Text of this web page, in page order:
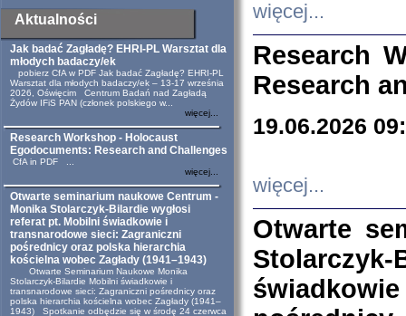
Aktualności
Jak badać Zagładę? EHRI-PL Warsztat dla
młodych badaczy/ek
pobierz CfA w PDF Jak badać Zagładę? EHRI-PL
Warsztat dla młodych badaczy/ek – 13-17 września
2026, Oświęcim Centrum Badań nad Zagładą
Żydów IFiS PAN (członek polskiego w...
więcej...
Research Workshop - Holocaust
Egodocuments: Research and Challenges
CfA in PDF ...
więcej...
Otwarte seminarium naukowe Centrum -
Monika Stolarczyk-Bilardie wygłosi
referat pt. Mobilni świadkowie i
transnarodowe sieci: Zagraniczni
pośrednicy oraz polska hierarchia
kościelna wobec Zagłady (1941–1943)
Otwarte Seminarium Naukowe Monika
Stolarczyk-Bilardie Mobilni świadkowie i
transnarodowe sieci: Zagraniczni pośrednicy oraz
polska hierarchia kościelna wobec Zagłady (1941–
1943) Spotkanie odbędzie się w środę 24 czerwca
więcej...
Research
Research
19.06.2026
więcej...
Otwarte